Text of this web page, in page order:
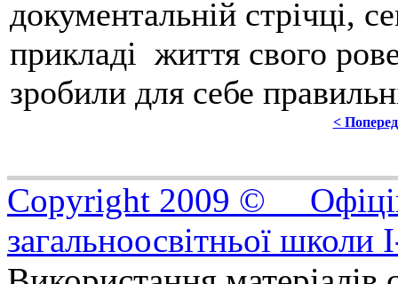
документальній стрічці,
прикладі життя свого
зробили для себе
<
Copyright 2009 ©
загальноосвітньої